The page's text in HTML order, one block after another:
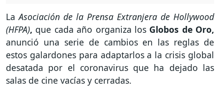
La Asociación de la Prensa Extranjera de Hollywood
(HFPA), que cada año organiza los Globos de Oro,
anunció una serie de cambios en las reglas de
estos galardones para adaptarlos a la crisis global
desatada por el coronavirus que ha dejado las
salas de cine vacías y cerradas.